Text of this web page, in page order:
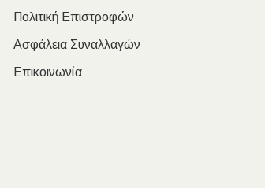
Πολιτική Επιστροφών
Ασφάλεια Συναλλαγών
Επικοινωνία